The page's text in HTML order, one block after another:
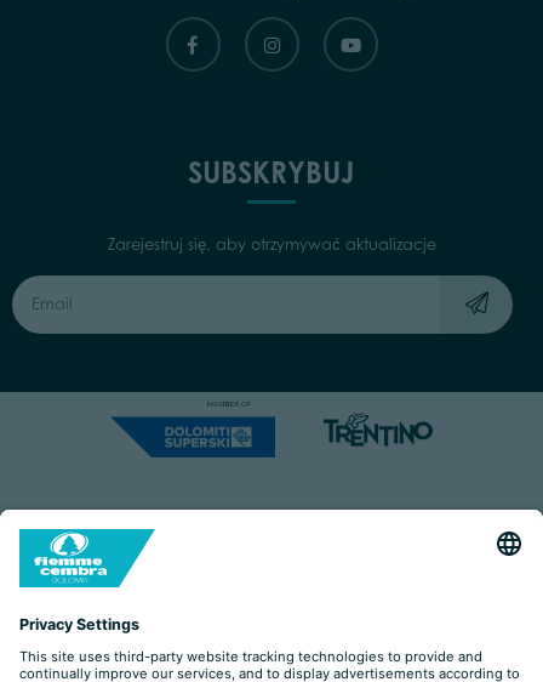
SUBSKRYBUJ
Zarejestruj się, aby otrzymywać aktualizacje
Capitale Sociale: Euro 220.000,00 | VAT: 01901280220
COOKIES IMPRINT